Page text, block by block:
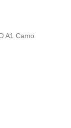
A1 Camo